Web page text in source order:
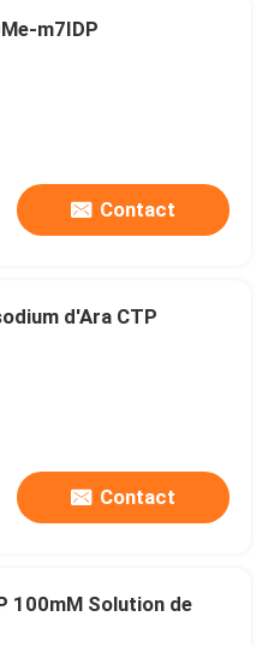
m7IDP
Contact
d'Ara CTP
Contact
100mM Solution de